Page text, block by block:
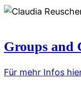
Groups and
Für mehr Infos